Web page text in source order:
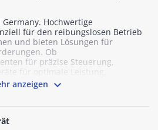
Hochwertige
für den reibungslosen Betrieb
und bieten Lösungen für
Ob
für präzise Steuerung,
für optimale Leistung,
oder moderne LED-Betriebsgeräte
Sie alles, was für eine effiziente
der Produkte. Vertrauen Sie auf
anzeigen 